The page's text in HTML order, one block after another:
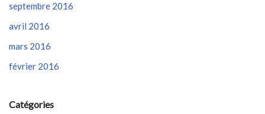
septembre 2016
avril 2016
mars 2016
février 2016
Catégories